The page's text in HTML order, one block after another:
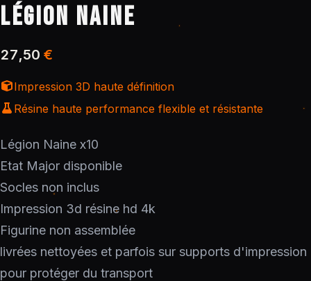
LÉGION NAINE
27,50 €
Impression 3D haute définition
Résine haute performance flexible et résistante
Légion Naine x10
Etat Major disponible
Socles non inclus
Impression 3d résine hd 4k
Figurine non assemblée
livrées nettoyées et parfois sur supports d'impression
pour protéger du transport